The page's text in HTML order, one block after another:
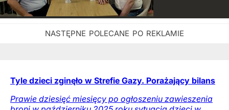
Tyle dzieci zginęło w Strefie Gazy. Porażający bilans
Prawie dziesięć miesięcy po ogłoszeniu zawieszenia